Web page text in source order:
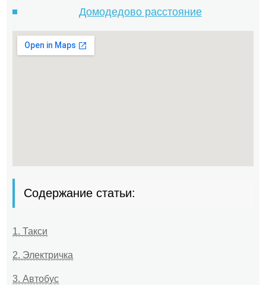
Домодедово расстояние
Содержание статьи:
1. Такси
2. Электричка
3. Автобус